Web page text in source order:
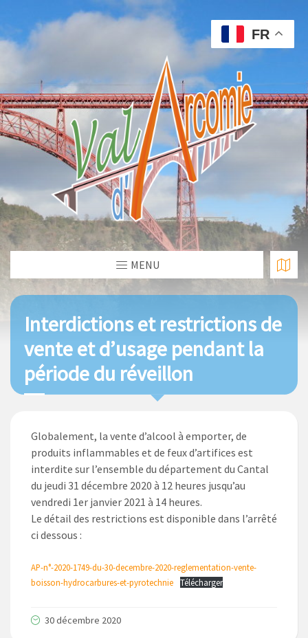
MENU
Interdictions et restrictions de
vente et d’usage pendant la
période du réveillon
Globalement, la vente d’alcool à emporter, de
produits inflammables et de feux d’artifices est
interdite sur l’ensemble du département du Cantal
du jeudi 31 décembre 2020 à 12 heures jusqu’au
vendredi 1er janvier 2021 à 14 heures.
Le détail des restrictions est disponible dans l’arrêté
ci dessous :
AP-n°-2020-1749-du-30-decembre-2020-reglementation-vente-
boisson-hydrocarbures-et-pyrotechnie
Télécharger
30 décembre 2020
FR